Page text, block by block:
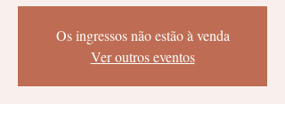
Os ingressos não estão à venda
Ver outros eventos